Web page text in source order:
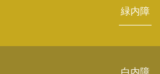
緑内障
白内障